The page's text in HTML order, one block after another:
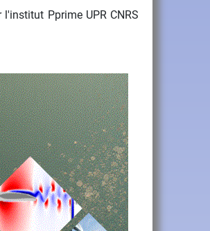
Pprime UPR CNRS